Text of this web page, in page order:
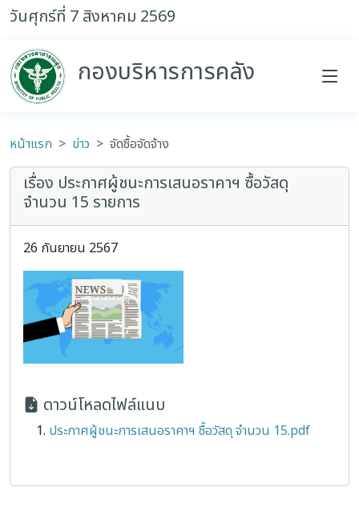
วันศุกร์ที่ 7 สิงหาคม 2569
กองบริหารการคลัง
หน้าแรก ข่าว จัดซื้อจัดจ้าง
เรื่อง ประกาศผู้ชนะการเสนอราคาฯ ซื้อวัสดุ
จำนวน 15 รายการ
26 กันยายน 2567
ดาวน์โหลดไฟล์แนบ
ประกาศผู้ชนะการเสนอราคาฯ ซื้อวัสดุ จำนวน 15.pdf